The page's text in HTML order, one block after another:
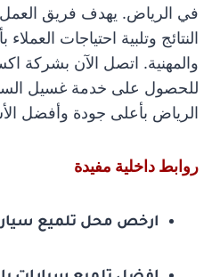
في الرياض. يهدف فريق
النتائج وتلبية احتياجات
والمهنية. اتصل الآن بشركة
للحصول على خدمة غسيل
الرياض بأعلى جودة وأفضل
روابط داخلية مفيدة
ارخص محل تلميع